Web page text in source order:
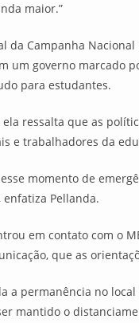
maior.”
da Campanha
um governo marcado
para estudantes.
ela ressalta que as
e trabalhadores da
momento de
enfatiza Pellanda.
em contato com o
que as
a permanência no
mantido o